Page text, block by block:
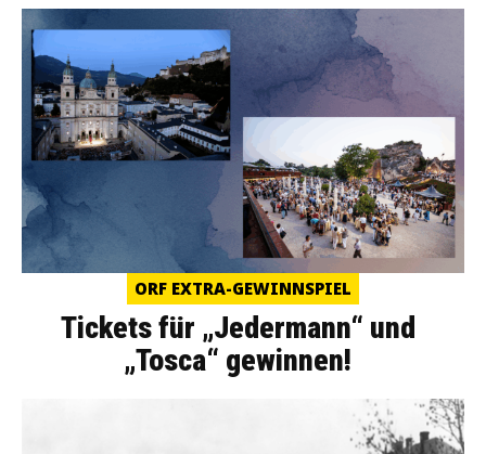
ORF EXTRA-GEWINNSPIEL
Tickets für „Jedermann“ und
„Tosca“ gewinnen!